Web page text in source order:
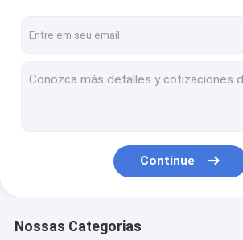
Continue
Nossas Categorias